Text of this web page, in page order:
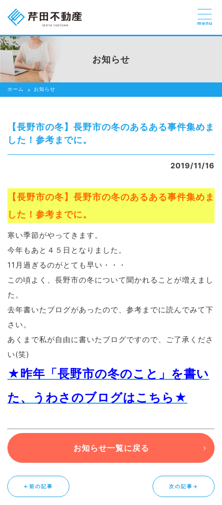
売りたい
貸したい方
借りたい
買いたい
賃貸管理のご提案
スタッフ紹介
会社紹介
ブログ
退去連絡フォームはこちら
menu
お知らせ
ホーム お知らせ
【長野市の冬】長野市の冬のあるある事件集めま
した！参考までに。
2019/11/16
【長野市の冬】長野市の冬のあるある事件集めま
した！参考までに。
寒い季節がやってきます。
今年もあと４５日となりました。
11月過ぎるのがとても早い・・・
この頃よく、長野市の冬について聞かれることが増えまし
た。
去年書いたブログがあったので、参考までに読んでみて下
さい。
あくまで私が自由に書いたブログですので、ご了承くださ
い(笑)
★昨年「長野市の冬のこと」を書い
た、うわさのブログはこちら★
お知らせ一覧に戻る
←前の記事 次の記事→